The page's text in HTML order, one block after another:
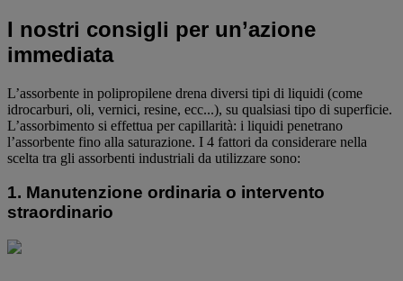
I nostri consigli per un’azione
immediata
L’assorbente in polipropilene drena diversi tipi di liquidi (come
idrocarburi, oli, vernici, resine, ecc...), su qualsiasi tipo di superficie.
L’assorbimento si effettua per capillarità: i liquidi penetrano
l’assorbente fino alla saturazione. I 4 fattori da considerare nella
scelta tra gli assorbenti industriali da utilizzare sono:
1. Manutenzione ordinaria o intervento
straordinario